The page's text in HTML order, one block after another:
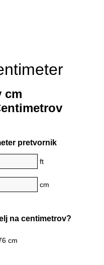
cm
pretvornik
ft
cm
na centimetrov?
cm